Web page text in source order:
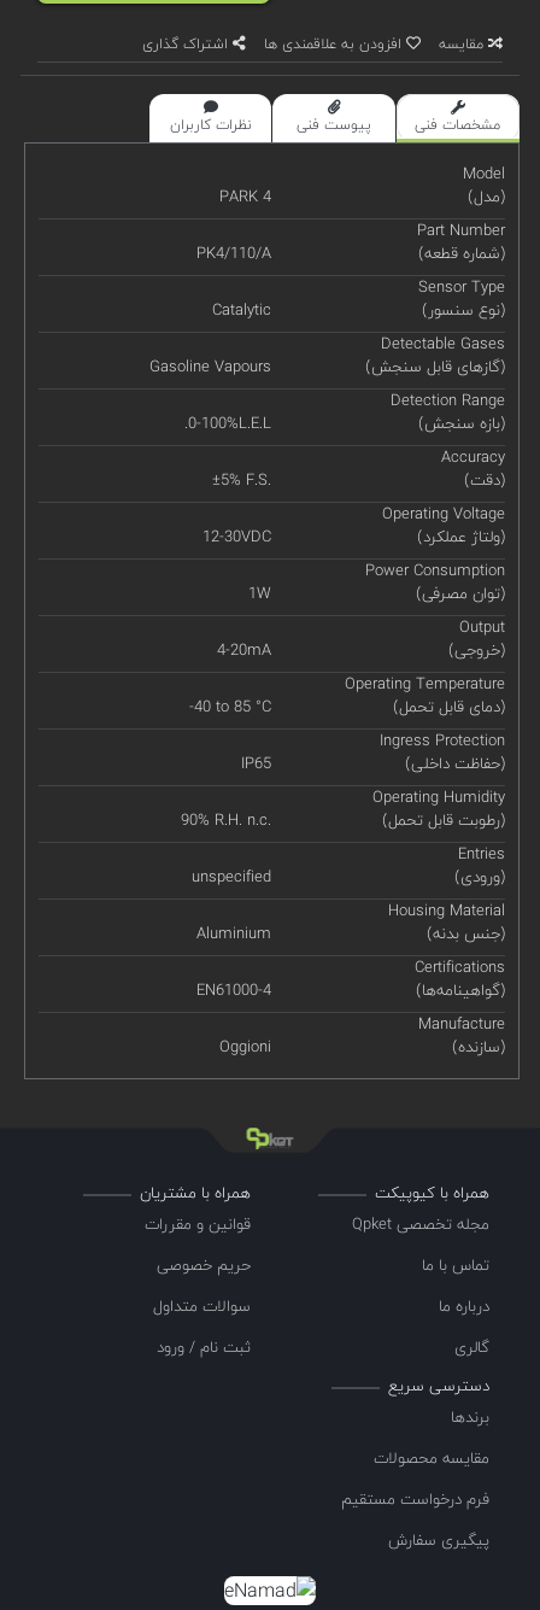
مقایسه افزودن به علاقمندی ها اشتراک گذاری
مشخصات فنی پیوست فنی نظرات کاربران
Model
(مدل)
PARK 4
Part Number
(شماره قطعه)
PK4/110/A
Sensor Type
(نوع سنسور)
Catalytic
Detectable Gases
(گازهای قابل سنجش)
Gasoline Vapours
Detection Range
(بازه سنجش)
.0-100%L.E.L
Accuracy
(دقت)
±5% F.S.
Operating Voltage
(ولتاژ عملکرد)
12-30VDC
Power Consumption
(توان مصرفی)
1W
Output
(خروجی)
4-20mA
Operating Temperature
(دمای قابل تحمل)
-40 to 85 °C
Ingress Protection
(حفاظت داخلی)
IP65
Operating Humidity
(رطوبت قابل تحمل)
90% R.H. n.c.
Entries
(ورودی)
unspecified
Housing Material
(جنس بدنه)
Aluminium
Certifications
(گواهینامه‌ها)
EN61000-4
Manufacture
(سازنده)
Oggioni
همراه با کیوپیکت
مجله تخصصی Qpket
تماس با ما
درباره ما
گالری
همراه با مشتریان
قوانین و مقررات
حریم خصوصی
سوالات متداول
ثبت نام / ورود
دسترسی سریع
برندها
مقایسه محصولات
فرم درخواست مستقیم
پیگیری سفارش